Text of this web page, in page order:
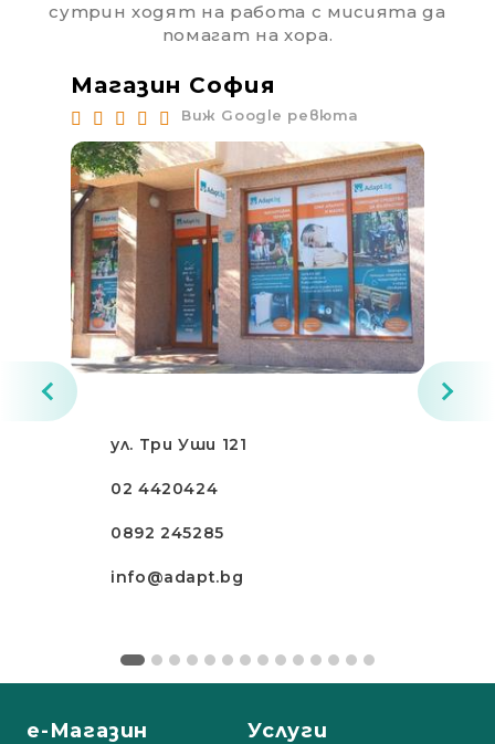
сутрин ходят на работа с мисията да
помагат на хора.
Магазин София
Виж Google ревюта
ул. Три Уши 121
02 4420424
0892 245285
info@adapt.bg
е-Магазин Услуги